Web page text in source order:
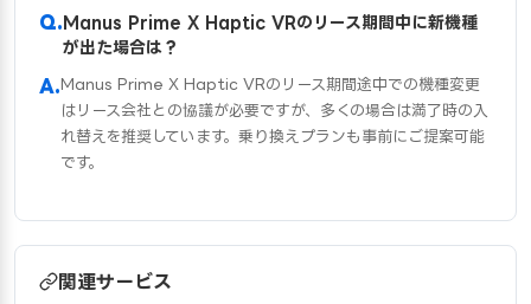
Manus Prime X Haptic VRのリース期間中に新機種
が出た場合は？
Manus Prime X Haptic VRのリース期間途中での機種変更
はリース会社との協議が必要ですが、多くの場合は満了時の入
れ替えを推奨しています。乗り換えプランも事前にご提案可能
です。
関連サービス